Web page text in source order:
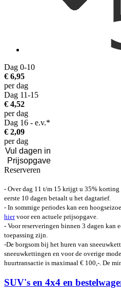
Dag 0-10
€ 6,95
per dag
Dag 11-15
€ 4,52
per dag
Dag 16 - e.v.*
€ 2,09
per dag
Reserveren
- Over dag 11 t/m 15 krijgt u 35%
eerste 10 dagen betaalt u het dagtarief.
- In sommige periodes kan een
hiervoor een actuele prijsopgave.
- Voor reserveringen binnen 3 dagen kan
toepassing zijn.
-De borgsom bij het huren van
sneeuwkettingen en voor de overige
huurtransactie is maximaal € 100,-. De
SUV's en 4x4 en